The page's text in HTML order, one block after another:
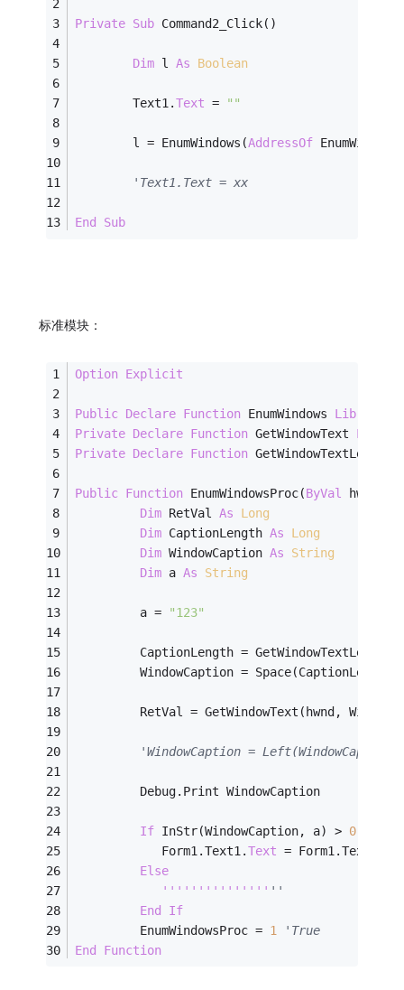
Private Sub Command2_Click()
Dim l As Boolean
        Text1.
Text = ""
        l = EnumWindows(
AddressOf
'Text1.Text = xx
End Sub
标准模块：
Option Explicit
Public Declare Function EnumWindows Lib
Private Declare Function GetWindowText Lib
Private Declare Function GetWindowTextLength
Public Function EnumWindowsProc(ByVal hwnd
Dim RetVal As
Long
Dim CaptionLength As
Long
Dim WindowCaption As
String
Dim a As String
         a =
"123"
CaptionLength =
WindowCaption =
RetVal = GetWindowText(hwnd,
'WindowCaption =
         Debug.Print WindowCaption
If InStr(WindowCaption, a) > 0
            Form1.Text1.
Text = Form1.Text1.
Else
''' ''' ''' ''' ''' ''
End
If
         EnumWindowsProc =
1
'True
End
Function